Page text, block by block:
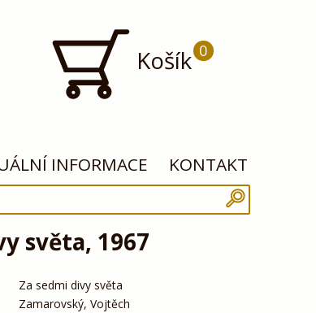
Košík 0
INFORMACE KONTAKT
světa, 1967
Za sedmi divy světa
Zamarovský, Vojtěch